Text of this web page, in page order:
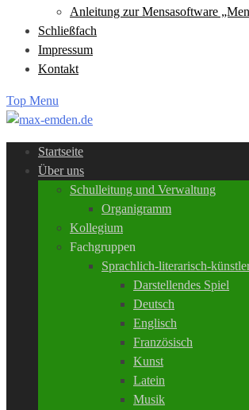
Anleitung zur Mensasoftware
Schließfach
Impressum
Kontakt
Top Menu
Startseite
Über uns
Schulleitung und Verwaltung
Organigramm
Kollegium
Fachgruppen
Sprachlich-literarisch-
Darstellendes Spiel
Deutsch
Englisch
Französisch
Kunst
Latein
Musik